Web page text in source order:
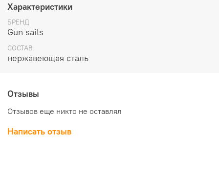
Характеристики
БРЕНД
Gun sails
СОСТАВ
нержавеющая сталь
Отзывы
Отзывов еще никто не оставлял
Написать отзыв